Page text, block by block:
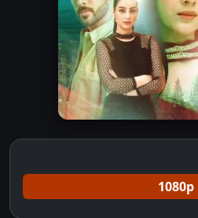
1080p